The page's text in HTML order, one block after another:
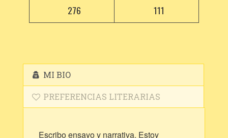
276 111
MI BIO
PREFERENCIAS LITERARIAS
Escribo ensayo y narrativa. Estoy